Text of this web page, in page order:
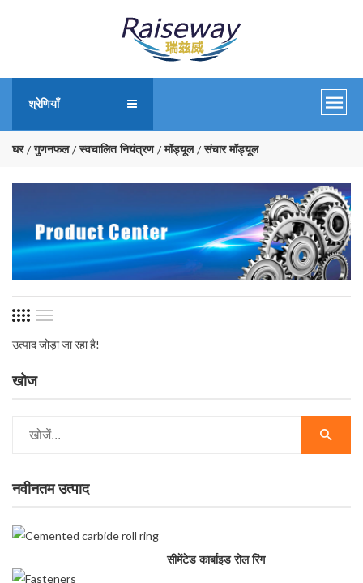
श्रेणियाँ
घर गुणनफल स्वचालित नियंत्रण मॉड्यूल संचार मॉड्यूल
खोज
नवीनतम उत्पाद
सीमेंटेड कार्बाइड रोल रिंग
उत्पाद जोड़ा जा रहा है!